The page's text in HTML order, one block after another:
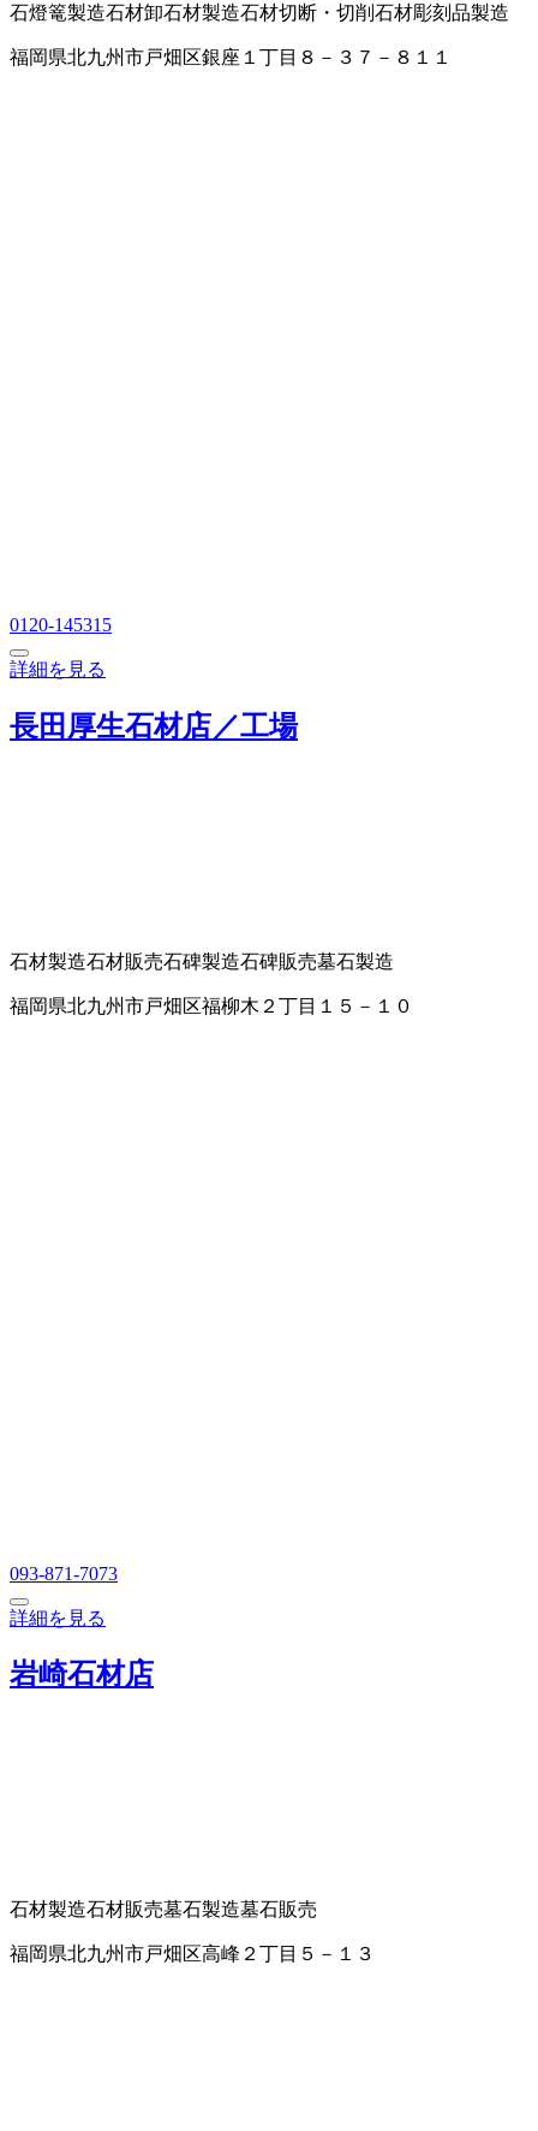
石燈篭製造石材卸石材製造石材切断・切削 石材彫刻品製造
福岡県北九州市戸畑区銀座１丁目８－３７－８１１
0120-145315
詳細を見る
長田厚生石材店／工場
石材製造石材販売石碑製造石碑販売墓石製造
福岡県北九州市戸畑区福柳木２丁目１５－１０
093-871-7073
詳細を見る
岩崎石材店
石材製造石材販売墓石製造墓石販売
福岡県北九州市戸畑区高峰２丁目５－１３